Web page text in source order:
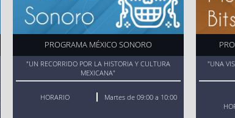
PROGRAMA MÉXICO SONORO
"UN RECORRIDO POR LA HISTORIA Y CULTURA
MEXICANA"
HORARIO Martes de 09:00 a 10:00
"UNA